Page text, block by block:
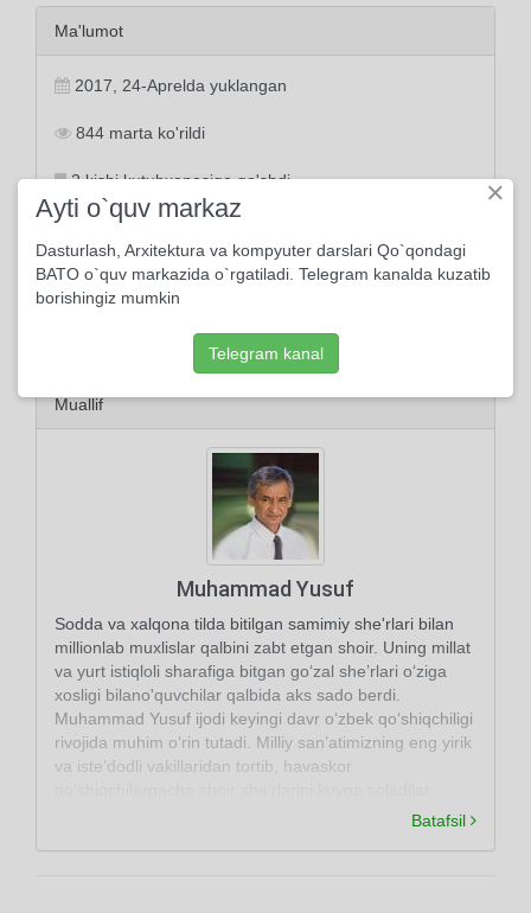
Ma'lumot
2017, 24-Aprelda yuklangan
844 marta ko'rildi
2 kishi kutubxonasiga qo'shdi
Tayanch tushunchalar:
Muallif
Muhammad Yusuf
Sodda va xalqona tilda bitilgan samimiy she'rlari bilan
millionlab muxlislar qalbini zabt etgan shoir. Uning millat
va yurt istiqloli sharafiga bitgan go‘zal she’rlari o‘ziga
xosligi bilano'quvchilar qalbida aks sado berdi.
Muhammad Yusuf ijodi keyingi davr o‘zbek qo‘shiqchiligi
rivojida muhim o‘rin tutadi. Milliy san’atimizning eng yirik
va iste’dodli vakillaridan tortib, havaskor
Batafsil
×
Ayti o`quv markaz
Dasturlash, Arxitektura va kompyuter darslari Qo`qondagi
BATO o`quv markazida o`rgatiladi. Telegram kanalda kuzatib
borishingiz mumkin
Telegram kanal